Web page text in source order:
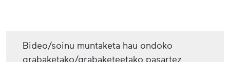
Bideo/soinu muntaketa hau ondoko
grabaketako/grabaketeetako pasartez